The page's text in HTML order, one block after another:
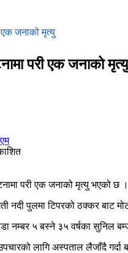
एक जनाको मृत्यु
परी एक जनाको मृत्यु
परी एक जनाको मृत्यु भएको छ ।
नदी पुलमा टिपरको ठक्कर
नम्बर ५ बस्ने ३५ वर्षका सुनिल
लागि अस्पताल लैजाँदै